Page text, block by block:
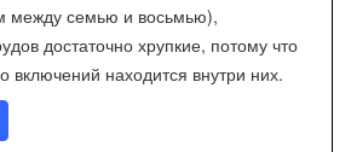
между семью и восьмью),
достаточно хрупкие, потому что
включений находится внутри них.